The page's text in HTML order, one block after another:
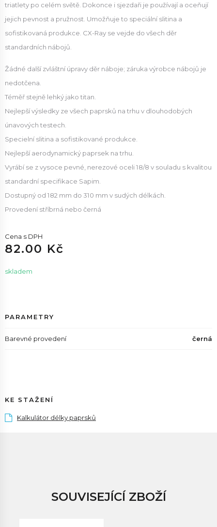
triatlety po celém světě. Dokonce i sjezdaři je používají a oceňují
jejich pevnost a pružnost. Umožňuje to speciální slitina a
sofistikovaná produkce. CX-Ray se vejde do všech děr
standardních nábojů.
Žádné další zvláštní úpravy děr náboje; záruka výrobce nábojů je
nedotčena.
Téměř stejně lehký jako titan.
Nejlepší výsledky ze všech paprsků na trhu v dlouhodobých
únavových testech.
Specielní slitina a sofistikované produkce.
Nejlepší aerodynamický paprsek na trhu.
Vyrábí se z vysoce pevné, nerezové oceli 18/8 v souladu s kvalitou
standardní specifikace Sapim.
Dostupný od 182 mm do 310 mm v sudých délkách.
Provedení stříbrná nebo černá
Cena s DPH
82.00 Kč
skladem
PARAMETRY
Barevné provedení černá
KE STAŽENÍ
Kalkulátor délky paprsků
SOUVISEJÍCÍ ZBOŽÍ